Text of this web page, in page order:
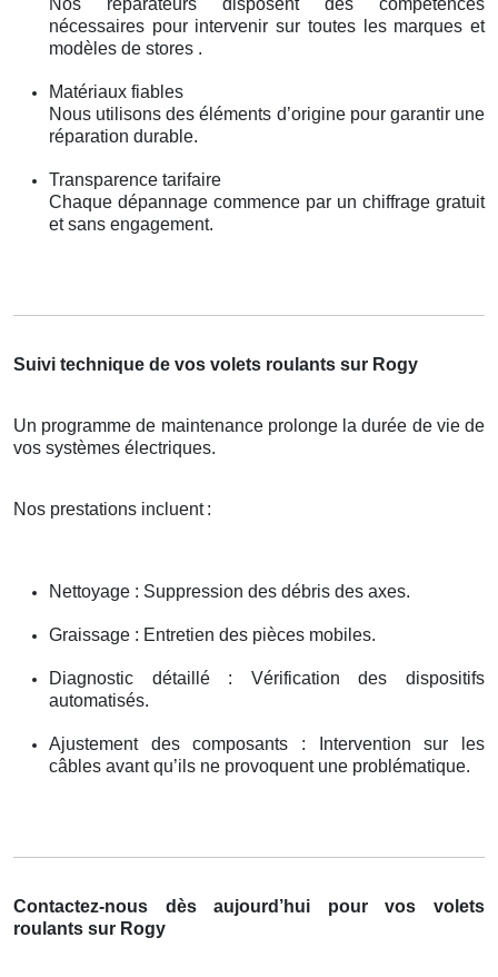
nécessaires pour intervenir sur toutes les marques et
modèles de stores .
Matériaux fiables
Nous utilisons des éléments d’origine pour garantir une
réparation durable.
Transparence tarifaire
Chaque dépannage commence par un chiffrage gratuit
et sans engagement.
Suivi technique de vos volets roulants sur Rogy
Un programme de maintenance prolonge la durée de vie de
vos systèmes électriques.
Nos prestations incluent :
Nettoyage : Suppression des débris des axes.
Graissage : Entretien des pièces mobiles.
Diagnostic détaillé : Vérification des dispositifs
automatisés.
Ajustement des composants : Intervention sur les
câbles avant qu’ils ne provoquent une problématique.
Contactez-nous dès aujourd’hui pour vos volets
roulants sur Rogy